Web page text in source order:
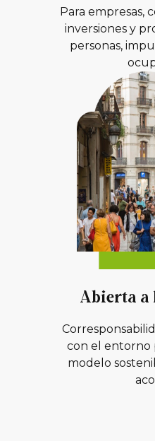
Para empresas,
inversiones y
personas,
Abierta a
con el entorno
modelo